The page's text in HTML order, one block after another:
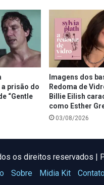
prisão do
“Gentle
Imagens dos
Redoma de
Billie Eilish
como Esther
03/08/2026
os direitos reservados |
Sobre Midia Kit Contato